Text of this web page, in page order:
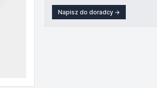
Napisz do doradcy →